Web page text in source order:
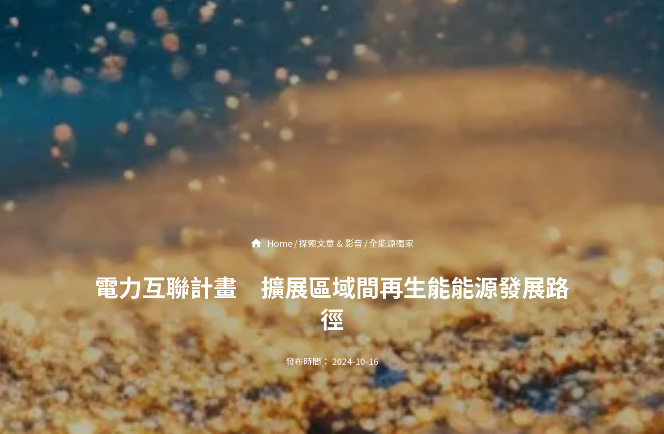
Home 探索文章 & 影音 全能源獨家
電力互聯計畫 擴展區域間再生能能源發展路
徑
發布時間： 2024-10-16